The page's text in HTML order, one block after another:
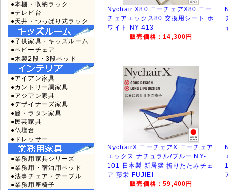
●本棚・収納ラック
●テレビ台
●天井・つっぱり式ラック
●子供家具・キッズルーム
●ベビーチェア
●木製2段・3段ベッド
●アイアン家具
●カントリー調家具
●アジアン家具
●デザイナーズ家具
●籐・ラタン家具
●民芸家具
●仏壇台
●ドレッサー
●業務用家具シリーズ
●業務用・宿泊用ベッド
●法事チェア・テーブル
●業務用座椅子
Nychair X80 ニーチェアX80 ニー
チェアエックス80 交換用シート ホ
ワイト NY-413
販売価格：14,300円
NychairX ニーチェアX ニーチェア
エックス ナチュラル/ブルー NY-
101 日本製 新居猛 折りたたみチェ
ア 藤栄 FUJIEI
販売価格：59,400円